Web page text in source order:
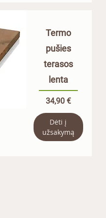
Termo
pušies
terasos
lenta
Kaina
34,90 €
Dėti į
užsakymą